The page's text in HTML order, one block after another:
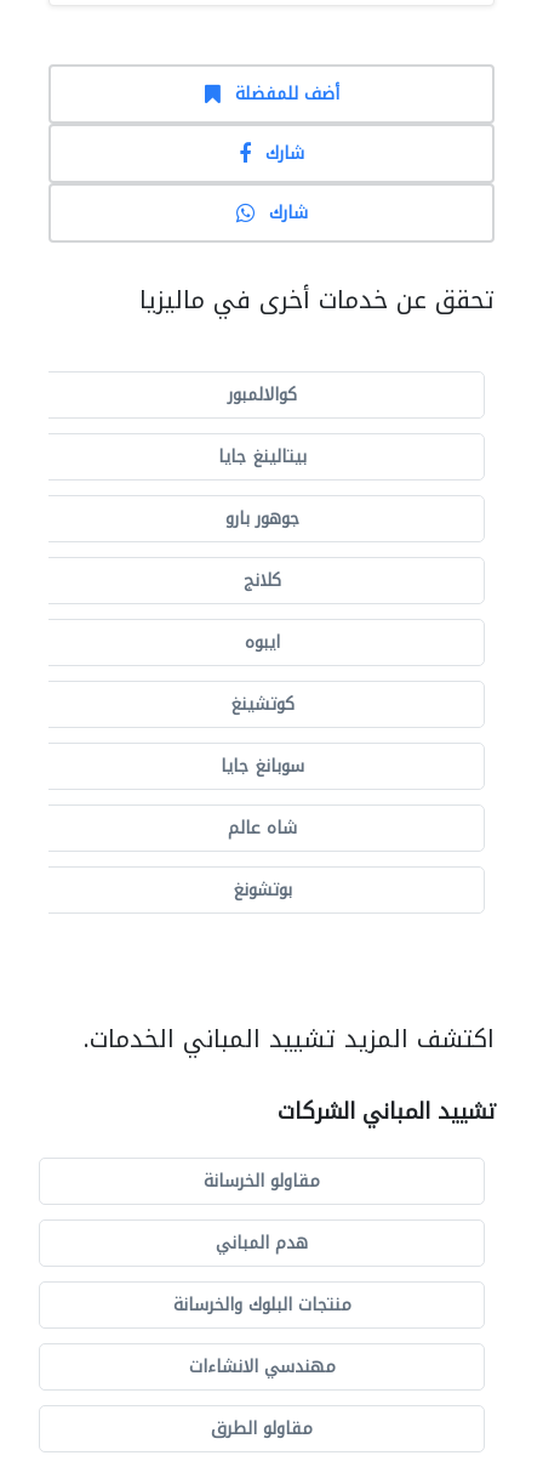
أضف للمفضلة
شارك
شارك
تحقق عن خدمات أخرى في ماليزيا
كوالالمبور
بيتالينغ جايا
جوهور بارو
كلانج
ايبوه
كوتشينغ
سوبانغ جايا
شاه عالم
بوتشونغ
اكتشف المزيد تشييد المباني الخدمات.
تشييد المباني الشركات
مقاولو الخرسانة
هدم المباني
منتجات البلوك والخرسانة
مهندسي الانشاءات
مقاولو الطرق